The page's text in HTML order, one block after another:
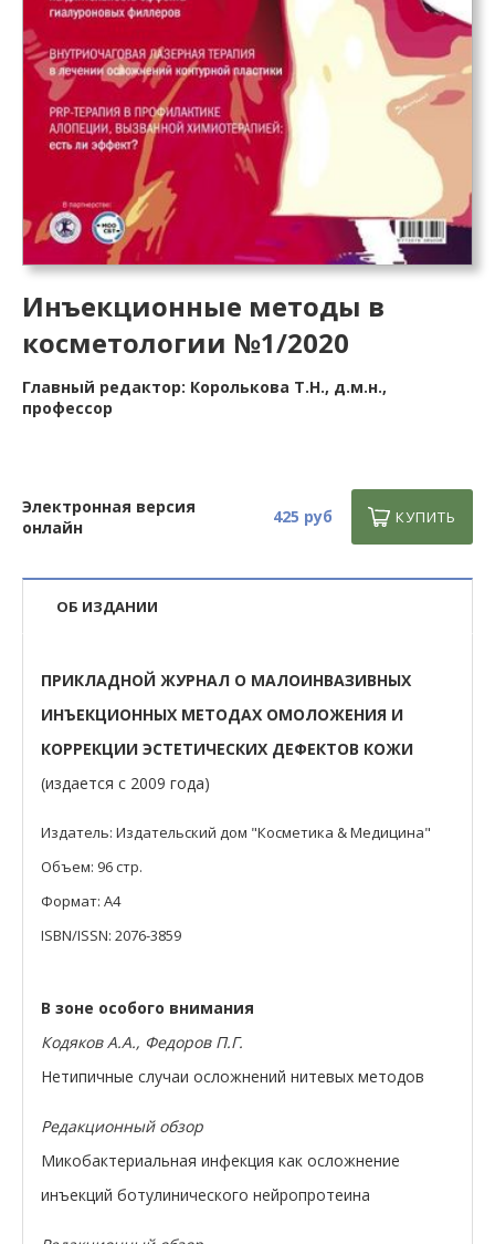
Инъекционные методы в
косметологии №1/2020
Главный редактор: Королькова Т.Н., д.м.н.,
профессор
Электронная версия
онлайн
425 руб КУПИТЬ
ОБ ИЗДАНИИ
ПРИКЛАДНОЙ ЖУРНАЛ О МАЛОИНВАЗИВНЫХ
ИНЪЕКЦИОННЫХ МЕТОДАХ ОМОЛОЖЕНИЯ И
КОРРЕКЦИИ ЭСТЕТИЧЕСКИХ ДЕФЕКТОВ КОЖИ
(издается с 2009 года)
Издатель: Издательский дом "Косметика & Медицина"
Объем: 96 стр.
Формат: A4
ISBN/ISSN: 2076-3859
В зоне особого внимания
Кодяков А.А., Федоров П.Г.
Нетипичные случаи осложнений нитевых методов
Редакционный обзор
Микобактериальная инфекция как осложнение
инъекций ботулинического нейропротеина